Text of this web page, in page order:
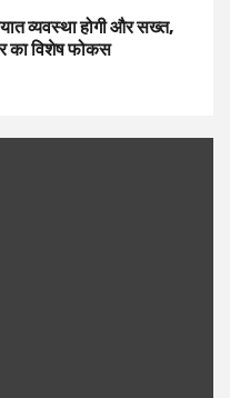
व्यवस्था होगी और सख्त,
का विशेष फोकस